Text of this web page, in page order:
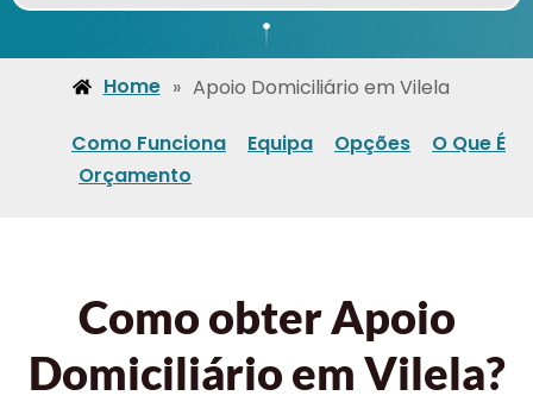
Home » Apoio Domiciliário em Vilela
Como Funciona Equipa Opções
O Que É
Orçamento
Como obter Apoio
Domiciliário em Vilela?